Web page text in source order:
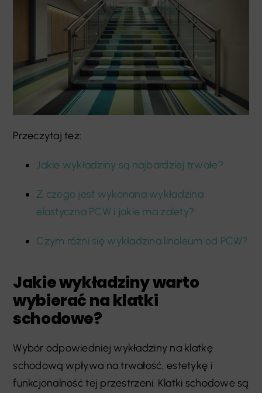
Przeczytaj też:
Jakie wykładziny są najbardziej trwałe?
Z czego jest wykonana wykładzina
elastyczna PCW i jakie ma zalety?
Czym różni się wykładzina linoleum od PCW?
Jakie wykładziny warto
wybierać na klatki
schodowe?
Wybór odpowiedniej wykładziny na klatkę
schodową wpływa na trwałość, estetykę i
funkcjonalność tej przestrzeni. Klatki schodowe są